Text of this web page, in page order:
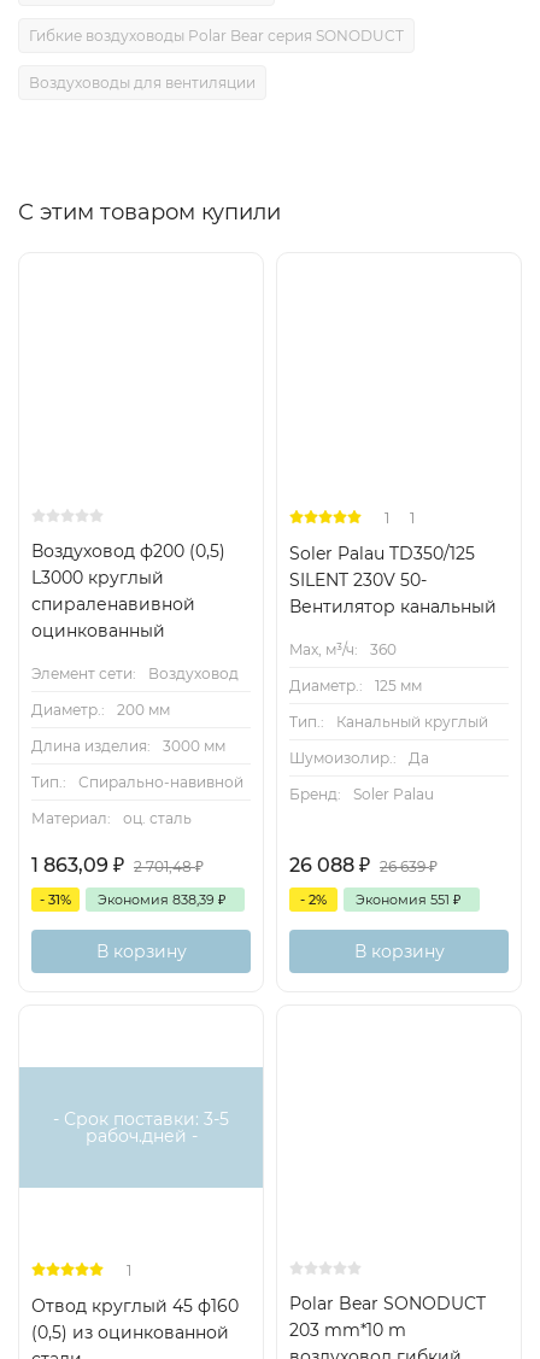
Гибкие воздуховоды Polar Bear серия SONODUCT
Воздуховоды для вентиляции
С этим товаром купили
Воздуховод ф200 (0,5)
L3000 круглый
спираленавивной
оцинкованный
Элемент сети:
Воздуховод
Диаметр.:
200 мм
Длина изделия:
3000 мм
Тип.:
Спирально-навивной
Материал:
оц. сталь
1 863,09 ₽ 2 701,48₽
- 31% Экономия 838,39 ₽
В корзину
1 1
Soler Palau TD350/125
SILENT 230V 50-
Вентилятор канальный
Max, м³/ч:
360
Диаметр.:
125 мм
Тип.:
Канальный круглый
Шумоизолир.:
Да
Бренд:
Soler Palau
26 088 ₽ 26 639₽
- 2% Экономия 551 ₽
В корзину
- Срок поставки: 3-5
рабоч.дней -
1
Отвод круглый 45 ф160
(0,5) из оцинкованной
Polar Bear SONODUCT
203 mm*10 m